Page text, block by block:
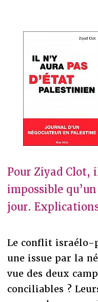
Pour Ziyad Clot,
impossible
jour.
Le conflit
une issue par la
vue des deux
conciliables ?